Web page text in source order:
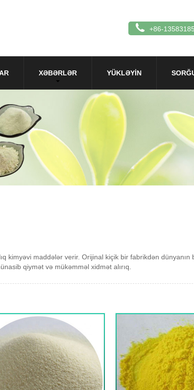
+86-
XƏBƏRLƏR YÜKLƏYIN
kimyəvi maddələr verir. Orijinal kiçik bir fabrikdən dünyanın
qiymət və mükəmməl xidmət alırıq.